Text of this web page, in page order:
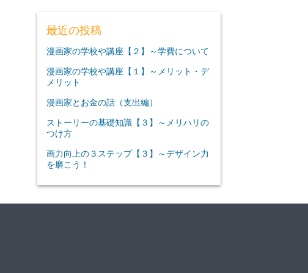
最近の投稿
漫画家の学校や講座【２】～学費について
漫画家の学校や講座【１】～メリット・デ
メリット
漫画家とお金の話（支出編）
ストーリーの基礎知識【３】～メリハリの
つけ方
画力向上の３ステップ【３】～デザイン力
を磨こう！